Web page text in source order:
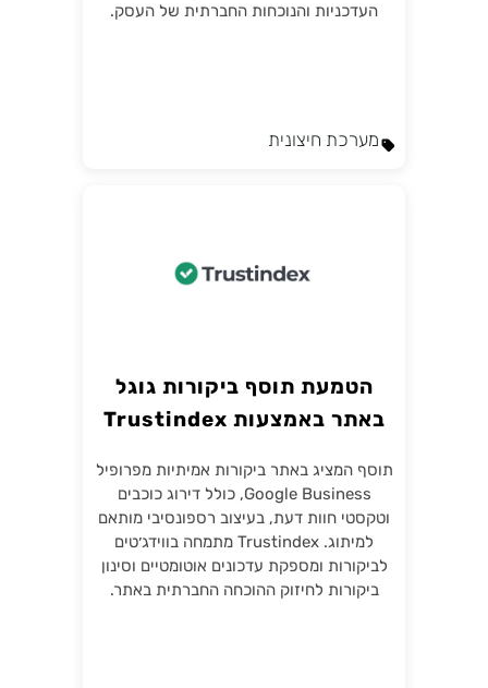
העדכניות והנוכחות החברתית של העסק.
מערכת חיצונית
הטמעת תוסף ביקורות גוגל
באתר באמצעות Trustindex
תוסף המציג באתר ביקורות אמיתיות מפרופיל
Google Business, כולל דירוג כוכבים
וטקסטי חוות דעת, בעיצוב רספונסיבי מותאם
למיתוג. Trustindex מתמחה בווידג׳טים
לביקורות ומספקת עדכונים אוטומטיים וסינון
ביקורות לחיזוק ההוכחה החברתית באתר.